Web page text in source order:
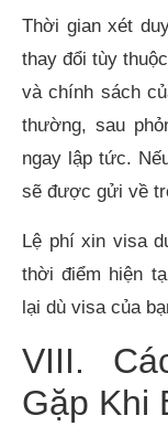
Thời gian xét
thay đổi tùy
và chính sách
thường, sau
ngay lập tức.
sẽ được gửi về
Lệ phí xin visa
thời điểm hiện
lại dù visa của
VIII.
Gặp Khi